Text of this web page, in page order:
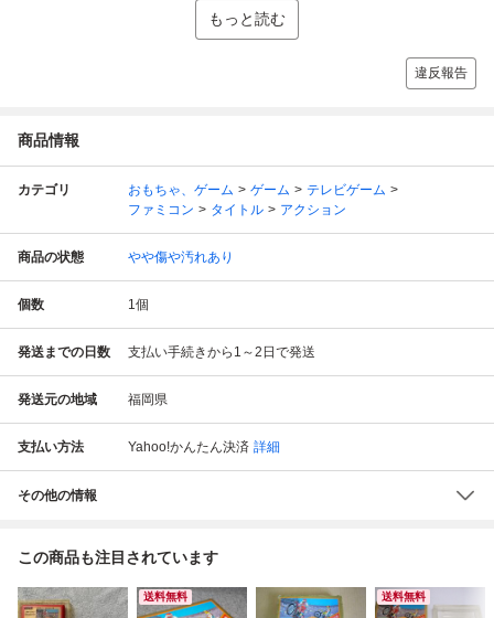
もっと読む
違反報告
商品情報
カテゴリ おもちゃ、ゲーム ゲーム
テレビゲーム
ファミコン
タイトル アクション
商品の状態 やや傷や汚れあり
個数 1個
発送までの日数 支払い手続きから1～2日で発送
発送元の地域 福岡県
支払い方法 Yahoo!かんたん決済 詳細
その他の情報
この商品も注目されています
送料無料 送料無料